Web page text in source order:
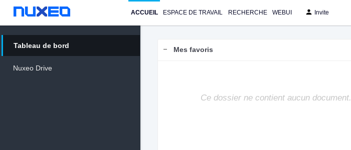
ACCUEIL ESPACE DE TRAVAIL RECHERCHE WEBUI Invite
Tableau de bord
Nuxeo Drive
Mes favoris
Ce dossier ne contient aucun document.